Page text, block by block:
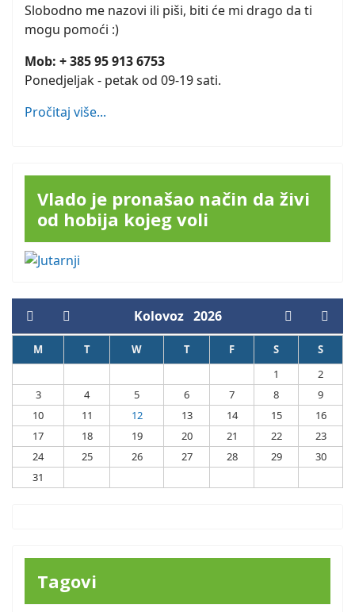
Slobodno me nazovi ili piši, biti će mi drago da ti
mogu pomoći :)
Mob: + 385 95 913 6753
Ponedjeljak - petak od 09-19 sati.
Pročitaj više...
Vlado je pronašao način da živi
od hobija kojeg voli
Kolovoz 2026
M T W T F S
S
1
2
3
4 5 6 7 8
9
10
11 12 13 14 15
16
17
18 19 20 21 22
23
24
25 26 27 28 29
30
31
Tagovi